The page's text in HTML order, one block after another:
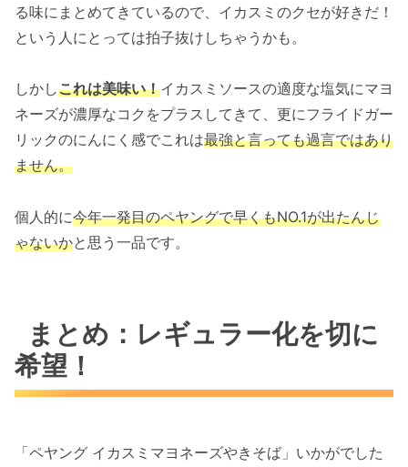
る味にまとめてきているので、イカスミのクセが好きだ！
という人にとっては拍子抜けしちゃうかも。
しかしこれは美味い！イカスミソースの適度な塩気にマヨ
ネーズが濃厚なコクをプラスしてきて、更にフライドガー
リックのにんにく感でこれは最強と言っても過言ではあり
ません。
個人的に今年一発目のペヤングで早くもNO.1が出たんじ
ゃないかと思う一品です。
まとめ：レギュラー化を切に
希望！
「ペヤング イカスミマヨネーズやきそば」いかがでした